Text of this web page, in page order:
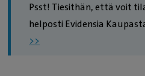
Psst! Tiesithän, että voit
helposti Evidensia
>>